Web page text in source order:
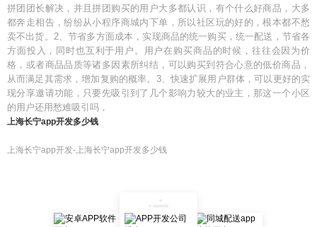
拼团团长解决，并且拼团购买的用户大多都认识，有个什么好商品，大多
都奔走相告，纷纷从小程序商城内下单，所以社区玩的好的，根本都不愁
卖不出货。2、节省多方面成本，实现商品的统一购买，统一配送，节省各
方面投入，同时也互利于用户。用户在购买商品的时候，往往会因为价
格，或者商品品质等诸多因素所纠结，可以购买到符合心意的低价商品，
从而满足其需求，增加复购的概率。3、快速扩展用户群体，可以更好的实
现分享邀请功能，只要先吸引到了几个影响力较大的业主，那这一个小区
的用户还用愁难吸引吗，
上海长宁app开发多少钱
上海长宁app开发-上海长宁app开发多少钱